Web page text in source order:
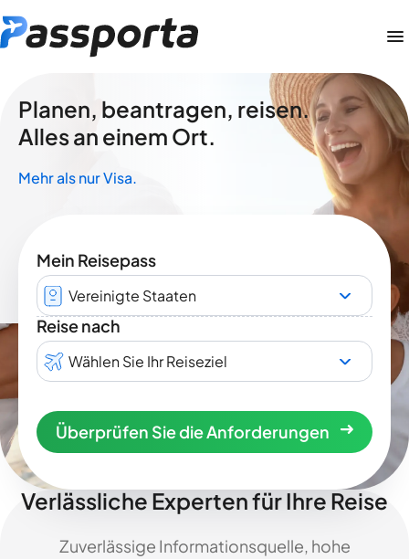
Planen, beantragen, reisen.
Alles an einem Ort.
Mehr als nur Visa.
Mein Reisepass
Vereinigte Staaten
Reise nach
Wählen Sie Ihr Reiseziel
Überprüfen Sie die Anforderungen
Verlässliche Experten für Ihre Reise
Zuverlässige Informationsquelle, hohe